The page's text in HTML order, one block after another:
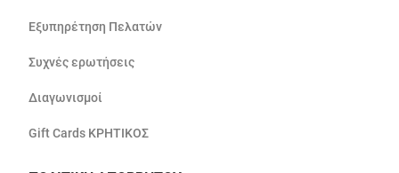
Εξυπηρέτηση Πελατών
Συχνές ερωτήσεις
Διαγωνισμοί
Gift Cards ΚΡΗΤΙΚΟΣ